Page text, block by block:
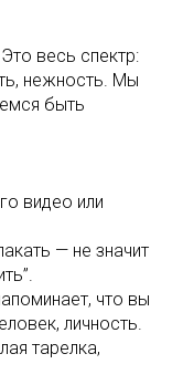
весь спектр:
нежность. Мы
быть
видео или
— не значит
что вы
личность.
тарелка,